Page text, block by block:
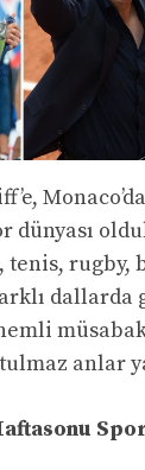
dünyası
tenis, rugby,
dallarda
anlar